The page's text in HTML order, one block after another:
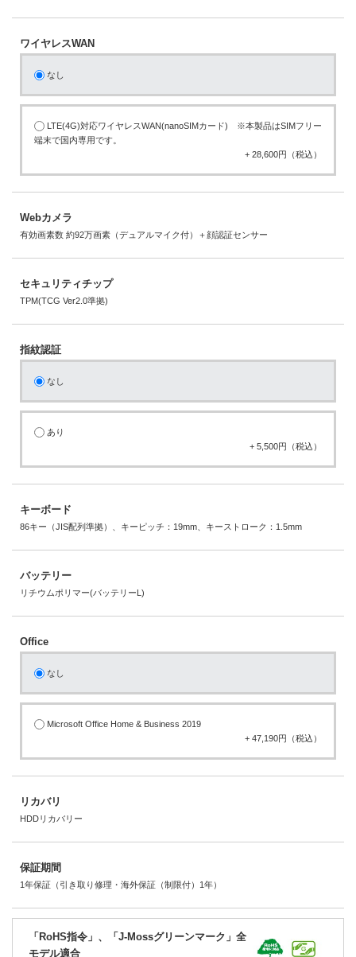
ワイヤレスWAN
なし
LTE(4G)対応ワイヤレスWAN(nanoSIMカード) ※本製品はSIMフリー
端末で国内専用です。
+ 28,600円（税込）
Webカメラ
有効画素数 約92万画素（デュアルマイク付）＋顔認証センサー
セキュリティチップ
TPM(TCG Ver2.0準拠)
指紋認証
なし
あり
+ 5,500円（税込）
キーボード
86キー（JIS配列準拠）、キーピッチ：19mm、キーストローク：1.5mm
バッテリー
リチウムポリマー(バッテリーL)
Office
なし
Microsoft Office Home & Business 2019
+ 47,190円（税込）
リカバリ
HDDリカバリー
保証期間
1年保証（引き取り修理・海外保証（制限付）1年）
「RoHS指令」、「J-Mossグリーンマーク」全
モデル適合